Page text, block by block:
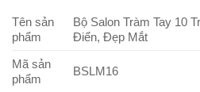
Tên sản
phẩm
Bộ Salon Tràm Tay 10
Điển, Đẹp Mắt
Mã sản
phẩm
BSLM16